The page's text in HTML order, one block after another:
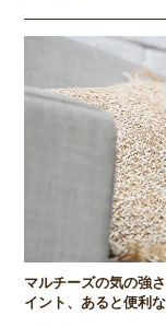
マルチーズの気の強
イント、あると便利